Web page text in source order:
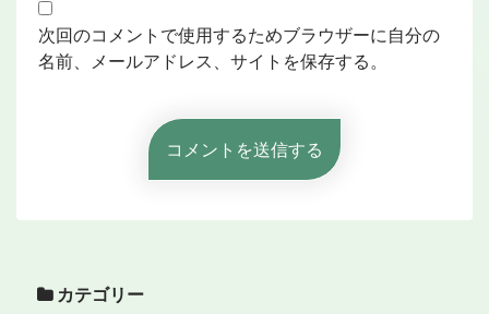
次回のコメントで使用するためブラウザーに自分の
名前、メールアドレス、サイトを保存する。
カテゴリー